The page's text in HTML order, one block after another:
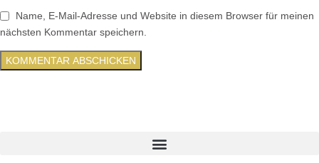
Name, E-Mail-Adresse und Website in diesem Browser für meinen
nächsten Kommentar speichern.